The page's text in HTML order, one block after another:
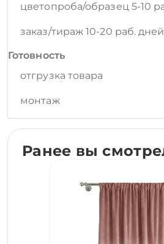
цветопроба/образец 5-10
заказ/тираж 10-20 раб. дней
Готовность
отгрузка товара
монтаж
Ранее вы